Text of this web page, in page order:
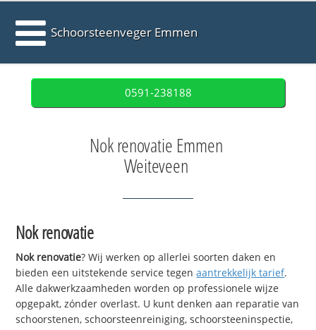
Schoorsteenveger Emmen
0591-238188
Nok renovatie Emmen
Weiteveen
Nok renovatie
Nok renovatie? Wij werken op allerlei soorten daken en
bieden een uitstekende service tegenaantrekkelijk tarief.
Alle dakwerkzaamheden worden op professionele wijze
opgepakt, zónder overlast. U kunt denken aan reparatie van
schoorstenen, schoorsteenreiniging, schoorsteeninspectie,